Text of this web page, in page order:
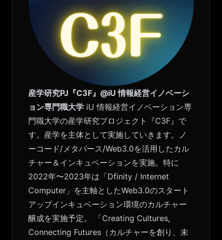
産学研究PJ『C3F』@iU 情報経営イノベーシ
ョン専門職大学 iU 情報経営イノベーション専
門職大学の産学研究プロジェクト『C3F』で
す。産学を主体として実施していきます。ノ
ーコード/メタバース/Web3.0を活用したカル
チャー＆インキュベーションを実施。特に
2022年〜2023年は「Dfinity / Internet
Computer」を主軸としたWeb3.0のスタート
アップインキュベーション環境のカルチャー
醸成を実施予定。 「Creating Cultures,
Connecting Futures（カルチャーを創り、未